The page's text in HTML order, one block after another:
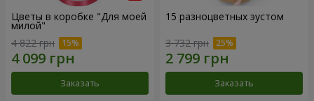
Цветы в коробке "Для моей
милой"
4 822 грн
Заказать
15 разноцветных эустом
3 732 грн
Заказать